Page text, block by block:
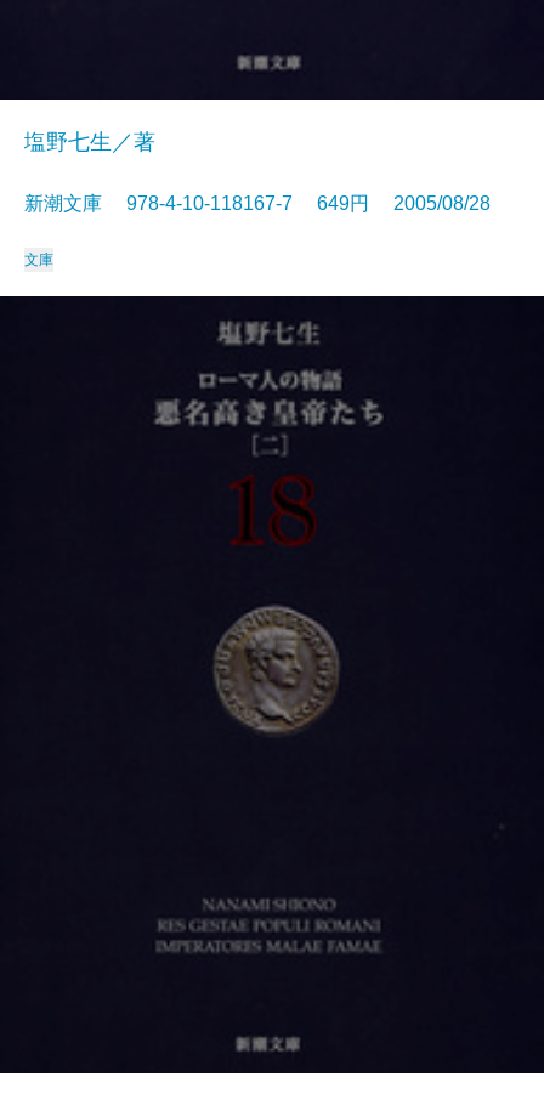
塩野七生／著
新潮文庫 978-4-10-118167-7 649円 2005/08/28
文庫